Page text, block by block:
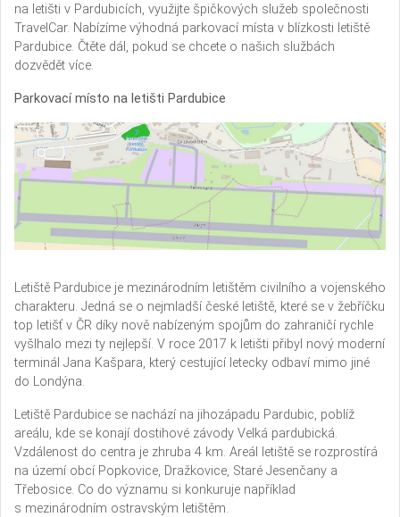
na letišti v Pardubicích, využijte špičkových služeb společnosti
TravelCar. Nabízíme výhodná parkovací místa v blízkosti letiště
Pardubice. Čtěte dál, pokud se chcete o našich službách
dozvědět více.
Parkovací místo na letišti Pardubice
Letiště Pardubice je mezinárodním letištěm civilního a vojenského
charakteru. Jedná se o nejmladší české letiště, které se v žebříčku
top letišť v ČR díky nově nabízeným spojům do zahraničí rychle
vyšlhalo mezi ty nejlepší. V roce 2017 k letišti přibyl nový moderní
terminál Jana Kašpara, který cestující letecky odbaví mimo jiné
do Londýna.
Letiště Pardubice se nachází na jihozápadu Pardubic, poblíž
areálu, kde se konají dostihové závody Velká pardubická.
Vzdálenost do centra je zhruba 4 km. Areál letiště se rozprostírá
na území obcí Popkovice, Dražkovice, Staré Jesenčany a
Třebosice. Co do významu si konkuruje například
s mezinárodním ostravským letištěm.